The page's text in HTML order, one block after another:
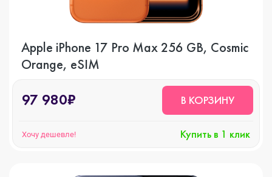
Apple iPhone 17 Pro Max 256 GB, Cosmic
Orange, eSIM
97 980₽ В КОРЗИНУ
Хочу дешевле! Купить в 1 клик